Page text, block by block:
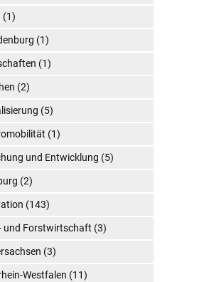
(1)
(1)
(1)
(2)
(5)
(1)
und Entwicklung (5)
(2)
(143)
und Forstwirtschaft (3)
(3)
Westfalen (11)